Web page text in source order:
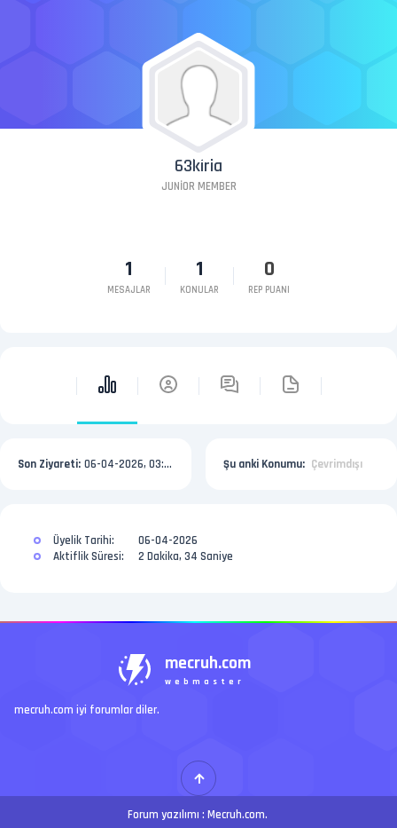
1
MESAJLAR
1
KONULAR
0
REP PUANI
63kiria
JUNIOR MEMBER
Son Ziyareti: 06-04-2026, 03:16 AM Şu anki Konumu: Çevrimdışı
Üyelik Tarihi:
06-04-2026
Aktiflik Süresi:
2 Dakika, 34 Saniye
mecruh.com
webmaster
mecruh.com iyi forumlar diler.
Forum yazılımı : Mecruh.com.